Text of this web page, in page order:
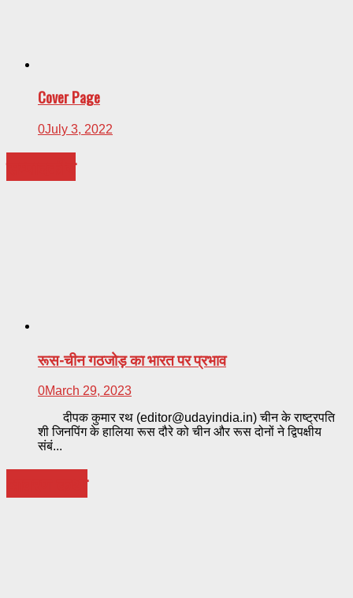
Cover Page
0July 3, 2022
रूस-चीन गठजोड़ का भारत पर प्रभाव
0March 29, 2023
दीपक कुमार रथ (editor@udayindia.in) चीन के राष्ट्रपति
शी जिनपिंग के हालिया रूस दौरे को चीन और रूस दोनों ने द्विपक्षीय
संबं...